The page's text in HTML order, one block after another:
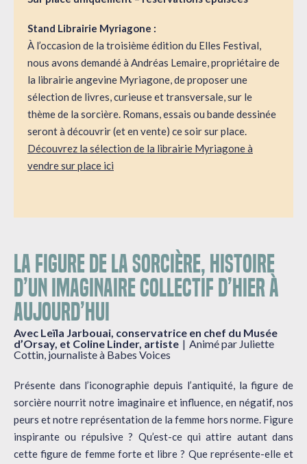
Stand Librairie Myriagone :
À l’occasion de la troisième édition du Elles Festival,
nous avons demandé à Andréas Lemaire, propriétaire de
la librairie angevine Myriagone, de proposer une
sélection de livres, curieuse et transversale, sur le
thème de la sorcière. Romans, essais ou bande dessinée
seront à découvrir (et en vente) ce soir sur place.
Découvrez la sélection de la librairie Myriagone à
vendre sur place ici
LA FIGURE DE LA SORCIÈRE, HISTOIRE
D’UN IMAGINAIRE COLLECTIF D’HIER À
AUJOURD’HUI
Avec Leïla Jarbouai, conservatrice en chef du Musée
d’Orsay, et Coline Linder, artiste
Animé par Juliette
Cottin, journaliste à Babes Voices
Présente dans l’iconographie depuis l’antiquité, la figure de
sorcière nourrit notre imaginaire et influence, en négatif, nos
peurs et notre représentation de la femme hors norme. Figure
inspirante ou répulsive ? Qu’est-ce qui attire autant dans
cette figure de femme forte et libre ? Que représente-elle et